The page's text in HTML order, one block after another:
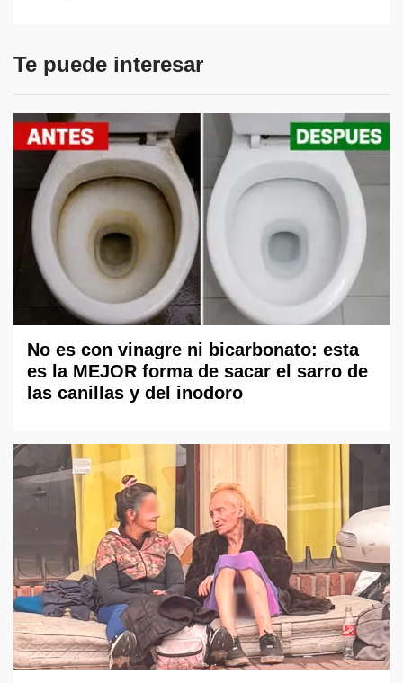
Te puede interesar
No es con vinagre ni bicarbonato: esta
es la MEJOR forma de sacar el sarro de
las canillas y del inodoro